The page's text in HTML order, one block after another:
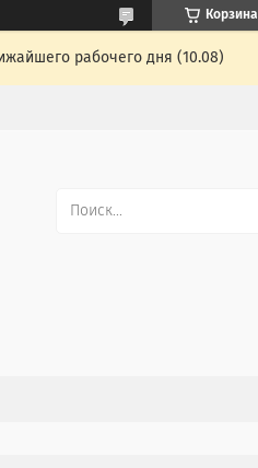
Корзина
рабочего дня (10.08)